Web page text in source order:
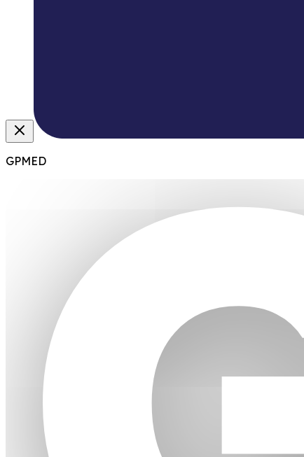
GPMED